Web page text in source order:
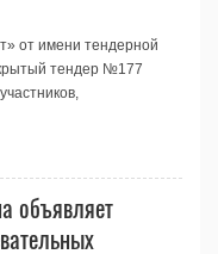
от имени тендерной
тендер №177
объявляет